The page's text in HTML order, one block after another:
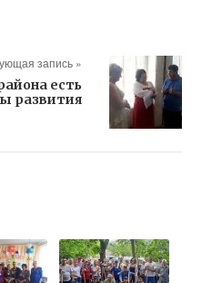
запись »
есть
развития